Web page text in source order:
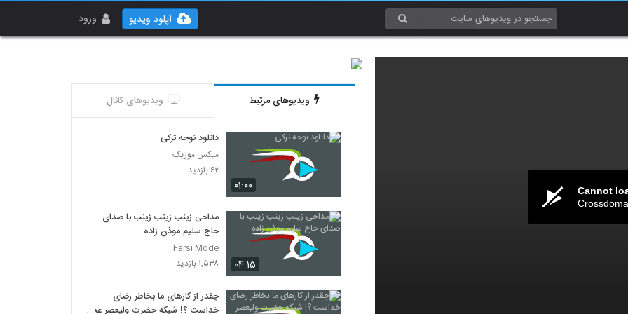
ورود آپلود ویدیو
Cannot
ویدیوهای مرتبط ویدیوهای کانال
۰۱:۰۰
دانلود نوحه ترکی
میکس موزیک
۶۲ بازدید
۰۴:۱۵
مداحی زینب زینب زینب با صدای
حاج سلیم موذن زاده
Farsi Mode
۱,۵۳۸ بازدید
چقدر از کارهای ما بخاطر رضای
خداست ؟! شبکه حضرت ولیعصر عج